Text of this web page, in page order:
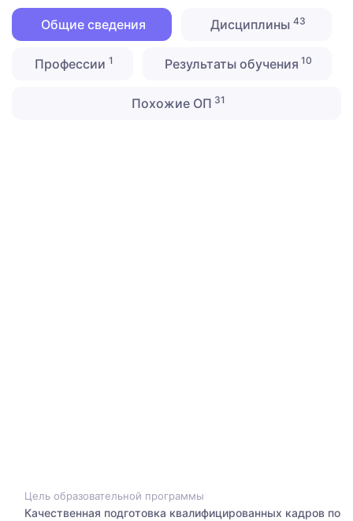
Общие сведения Дисциплины 43
Профессии 1 Результаты обучения 10
Похожие ОП 31
Цель образовательной программы
Качественная подготовка квалифицированных кадров по